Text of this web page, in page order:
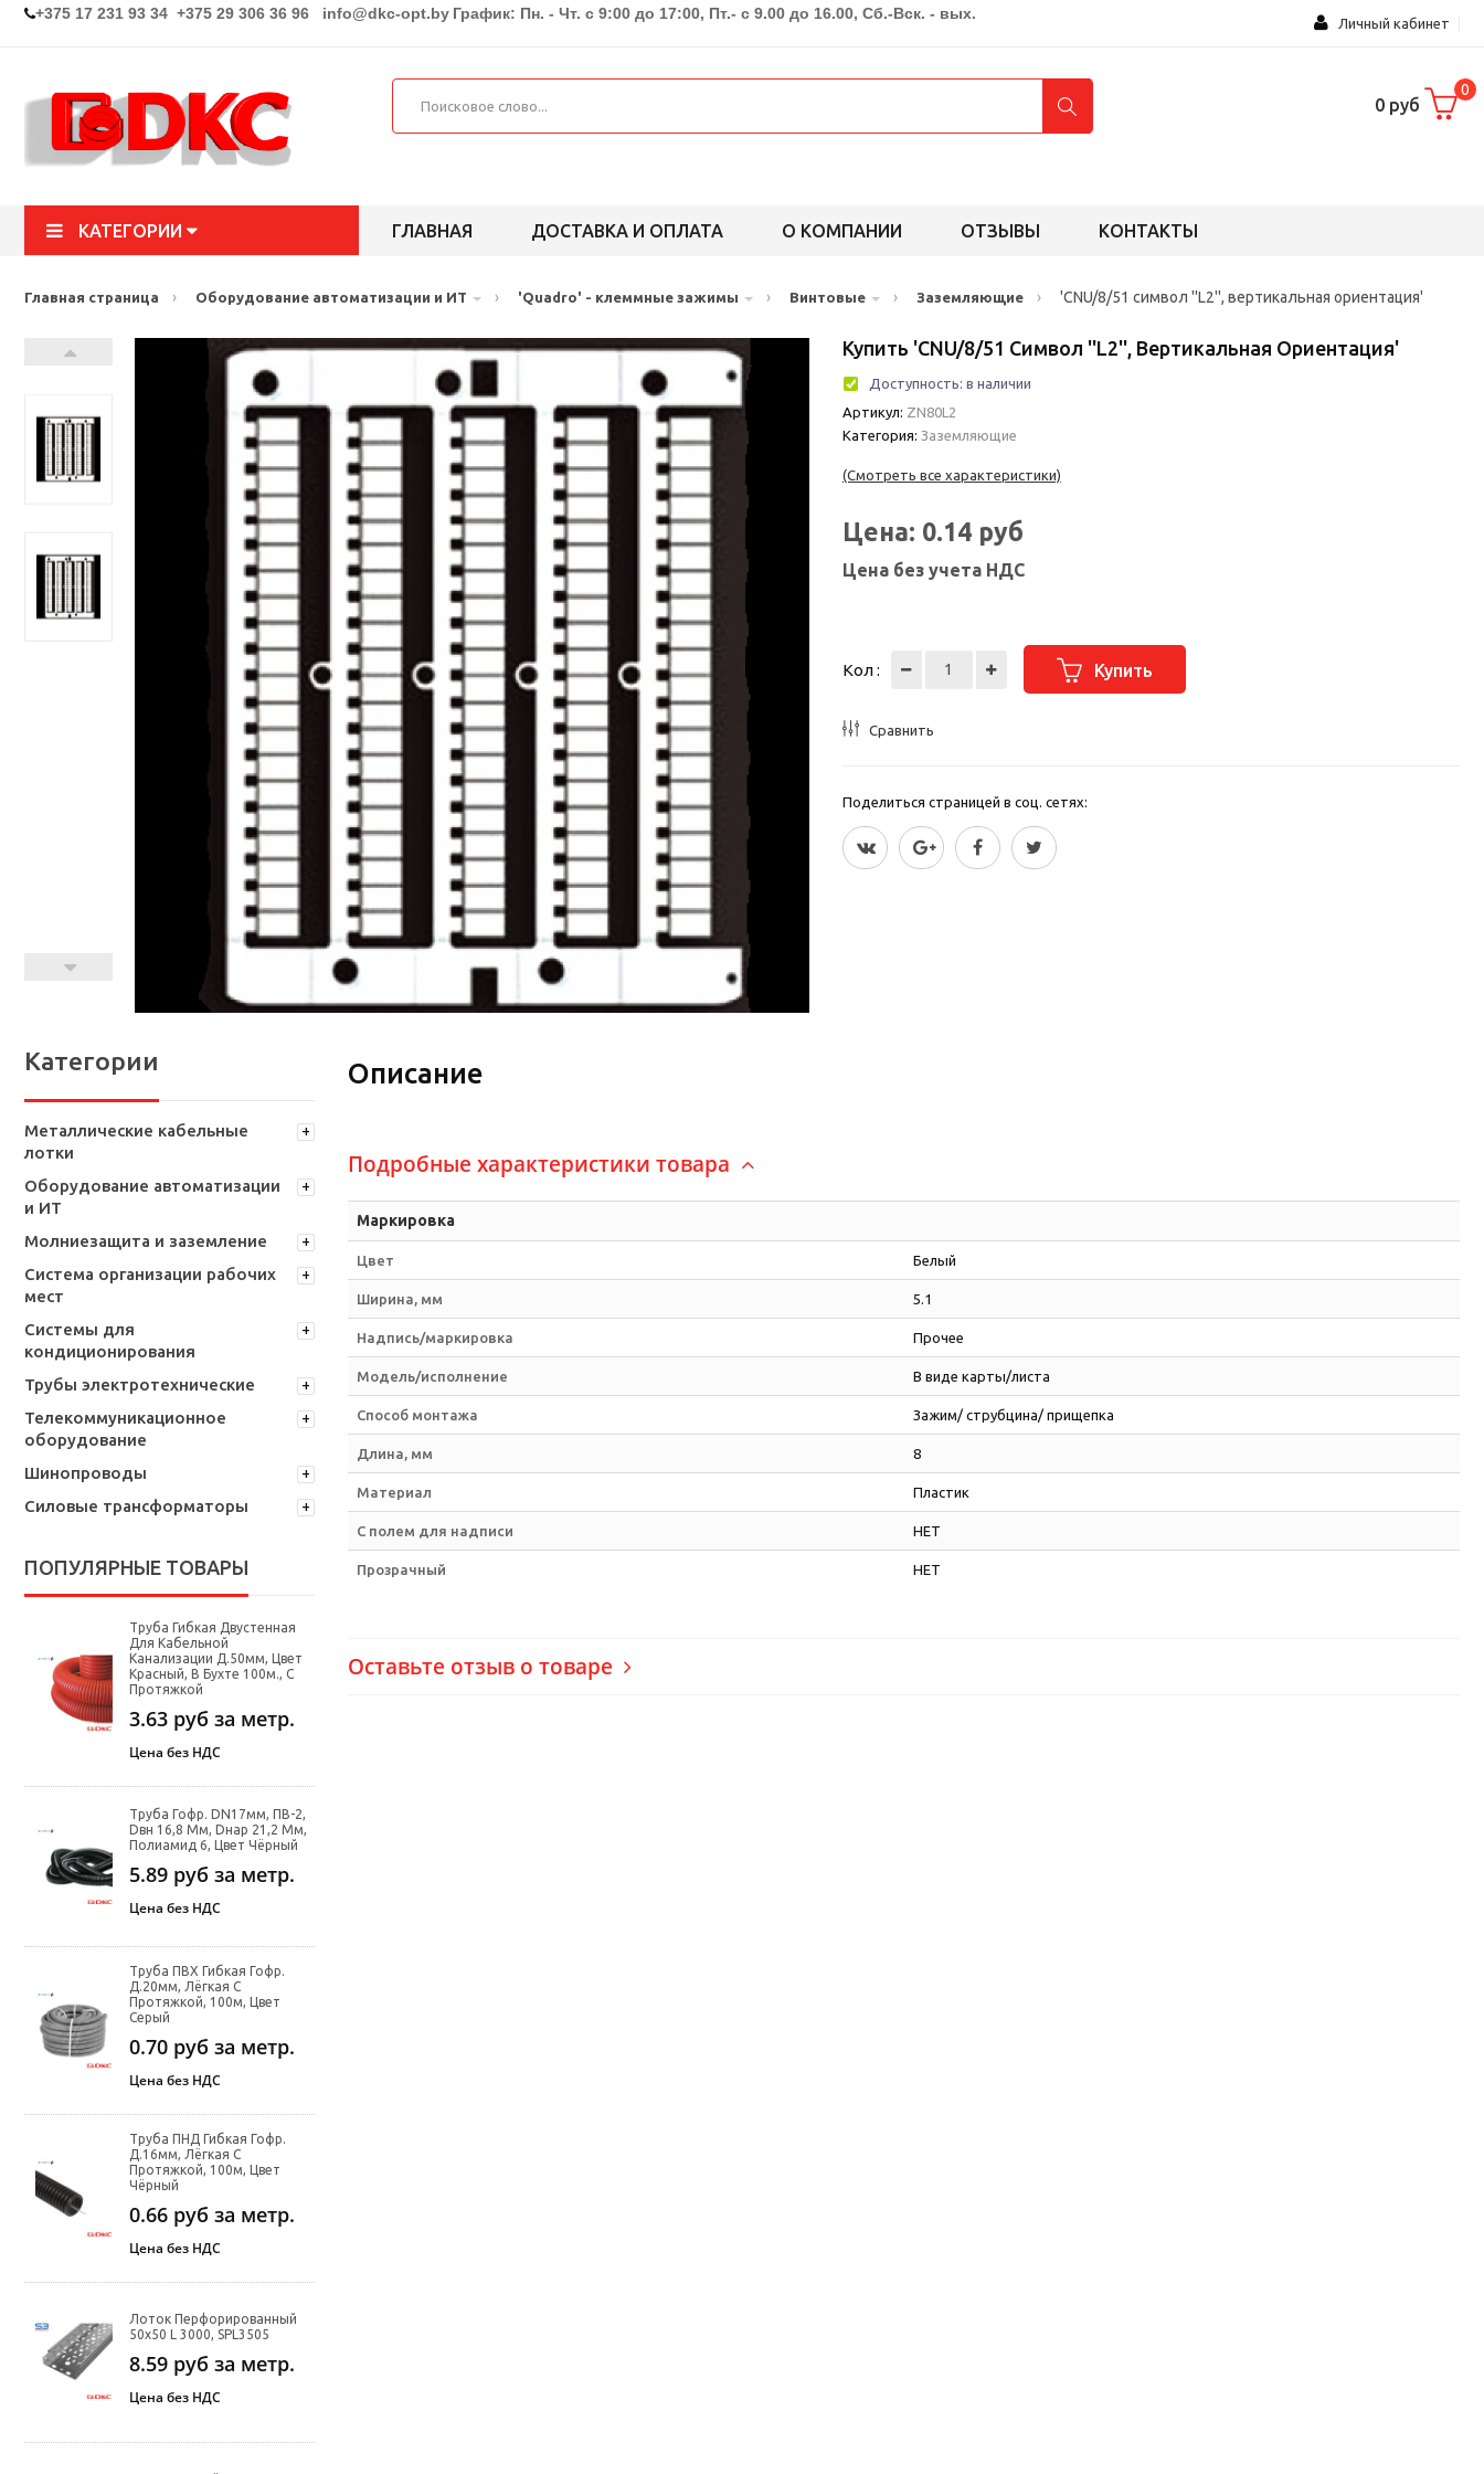
+375 17 231 93 34 +375 29 306 36 96 info@dkc-opt.by График: Пн. - Чт. с 9:00 до 17:00, Пт.- с 9.00 до 16.00, Сб.-Вск. - вых.
Личный кабинет
0 руб
0
КАТЕГОРИИ ГЛАВНАЯ ДОСТАВКА И ОПЛАТА О КОМПАНИИ ОТЗЫВЫ КОНТАКТЫ
Главная страница › Оборудование автоматизации и ИТ › 'Quadro' - клеммные зажимы › Винтовые › Заземляющие › 'CNU/8/51 символ ''L2'', вертикальная ориентация'
Купить 'CNU/8/51 Символ ''L2'', Вертикальная Ориентация'
Доступность: в наличии
Артикул: ZN80L2
Категория: Заземляющие
(Смотреть все характеристики)
Цена: 0.14 руб
Цена без учета НДС
Кол : Купить
Сравнить
Поделиться страницей в соц. сетях:
Категории
Металлические кабельные
лотки
Оборудование автоматизации
и ИТ
Молниезащита и заземление
Система организации рабочих
мест
Системы для
кондиционирования
Трубы электротехнические
Телекоммуникационное
оборудование
Шинопроводы
Силовые трансформаторы
ПОПУЛЯРНЫЕ ТОВАРЫ
Труба Гибкая Двустенная
Для Кабельной
Канализации Д.50мм, Цвет
Красный, В Бухте 100м., С
Протяжкой
3.63 руб за метр.
Цена без НДС
Труба Гофр. DN17мм, ПВ-2,
Dвн 16,8 Мм, Dнар 21,2 Мм,
Полиамид 6, Цвет Чёрный
5.89 руб за метр.
Цена без НДС
Труба ПВХ Гибкая Гофр.
Д.20мм, Лёгкая С
Протяжкой, 100м, Цвет
Серый
0.70 руб за метр.
Цена без НДС
Труба ПНД Гибкая Гофр.
Д.16мм, Лёгкая С
Протяжкой, 100м, Цвет
Чёрный
0.66 руб за метр.
Цена без НДС
Лоток Перфорированный
50х50 L 3000, SPL3505
8.59 руб за метр.
Цена без НДС
Описание
Подробные характеристики товара
Маркировка
Цвет Белый
Ширина, мм 5.1
Надпись/маркировка Прочее
Модель/исполнение В виде карты/листа
Способ монтажа Зажим/ струбцина/ прищепка
Длина, мм 8
Материал Пластик
С полем для надписи НЕТ
Прозрачный НЕТ
Оставьте отзыв о товаре